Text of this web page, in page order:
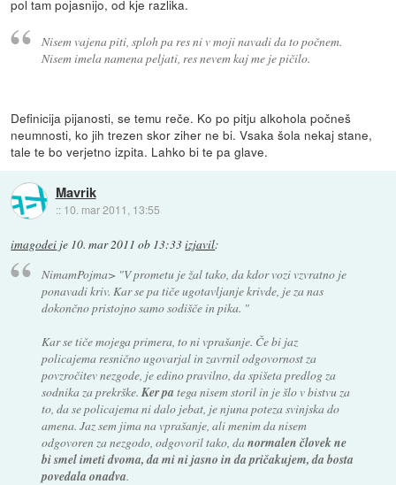
pol tam pojasnijo, od kje razlika.
Nisem vajena piti, sploh pa res ni v moji navadi da to počnem.
Nisem imela namena peljati, res nevem kaj me je pičilo.
Definicija pijanosti, se temu reče. Ko po pitju alkohola počneš
neumnosti, ko jih trezen skor ziher ne bi. Vsaka šola nekaj stane,
tale te bo verjetno izpita. Lahko bi te pa glave.
Mavrik
:: 10. mar 2011, 13:55
imagodei je 10. mar 2011 ob 13:33izjavil:
NimamPojma> "V prometu je žal tako, da kdor vozi vzvratno je
ponavadi kriv. Kar se pa tiče ugotavljanje krivde, je za nas
dokončno pristojno samo sodišče in pika. "
Kar se tiče mojega primera, to ni vprašanje. Če bi jaz
policajema resnično ugovarjal in zavrnil odgovornost za
povzročitev nezgode, je edino pravilno, da spišeta predlog za
sodnika za prekrške. Ker pa tega nisem storil in je šlo v bistvu za
to, da se policajema ni dalo jebat, je njuna poteza svinjska do
amena. Jaz sem jima na vprašanje, ali menim da nisem
odgovoren za nezgodo, odgovoril tako, danormalen človek ne
bi smel imeti dvoma, da mi ni jasno in da pričakujem, da bosta
povedala onadva.